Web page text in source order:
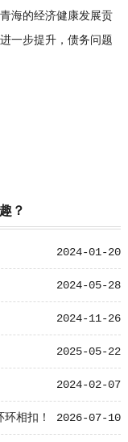
海的经济健康发展贡
一步提升，债务问题
？
2024-01-20
2024-05-28
2024-11-26
2025-05-22
2024-02-07
2026-07-10
相扣！